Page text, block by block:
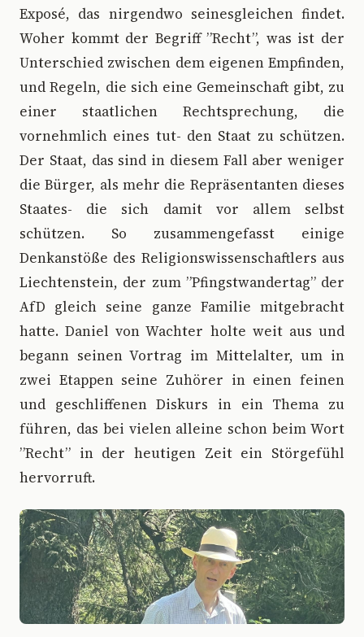
Exposé, das nirgendwo seinesgleichen findet.
Woher kommt der Begriff ”Recht”, was ist der
Unterschied zwischen dem eigenen Empfinden,
und Regeln, die sich eine Gemeinschaft gibt, zu
einer staatlichen Rechtsprechung, die
vornehmlich eines tut- den Staat zu schützen.
Der Staat, das sind in diesem Fall aber weniger
die Bürger, als mehr die Repräsentanten dieses
Staates- die sich damit vor allem selbst
schützen. So zusammengefasst einige
Denkanstöße des Religionswissenschaftlers aus
Liechtenstein, der zum ”Pfingstwandertag” der
AfD gleich seine ganze Familie mitgebracht
hatte. Daniel von Wachter holte weit aus und
begann seinen Vortrag im Mittelalter, um in
zwei Etappen seine Zuhörer in einen feinen
und geschliffenen Diskurs in ein Thema zu
führen, das bei vielen alleine schon beim Wort
”Recht” in der heutigen Zeit ein Störgefühl
hervorruft.